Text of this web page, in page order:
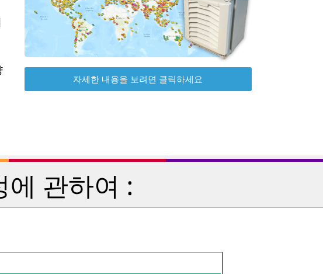
자세한 내용을 보려면 클릭하세요
관하여 :